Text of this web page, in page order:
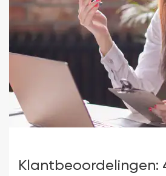
Klantbeoordelingen: